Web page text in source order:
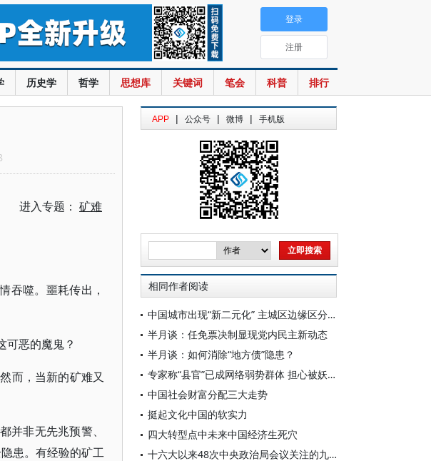
历史学 哲学 思想库 关键词 笔会 科普 排行
登录
注册
进入专题： 矿难
吞噬。噩耗传出，
可恶的魔鬼？
而，当新的矿难又
并非无先兆预警、
患。有经验的矿工
APP | 公众号 | 微博 | 手机版
相同作者阅读
中国城市出现“新二元化” 主城区边缘区分化失衡
半月谈：任免票决制显现党内民主新动态
半月谈：如何消除“地方债”隐患？
专家称“县官”已成网络弱势群体 担心被妖魔化
中国社会财富分配三大走势
挺起文化中国的软实力
四大转型点中未来中国经济生死穴
十六大以来48次中央政治局会议关注的九大议题